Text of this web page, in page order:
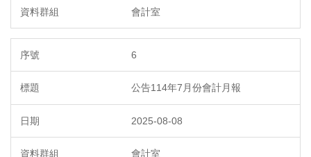
會計室
6
公告114年7月份會計月報
2025-08-08
會計室